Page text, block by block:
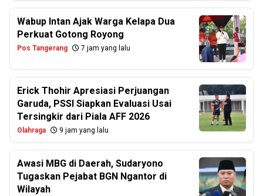
Wabup Intan Ajak Warga Kelapa Dua
Perkuat Gotong Royong
Pos Tangerang 7 jam yang lalu
Erick Thohir Apresiasi Perjuangan
Garuda, PSSI Siapkan Evaluasi Usai
Tersingkir dari Piala AFF 2026
Olahraga 9 jam yang lalu
Awasi MBG di Daerah, Sudaryono
Tugaskan Pejabat BGN Ngantor di
Wilayah